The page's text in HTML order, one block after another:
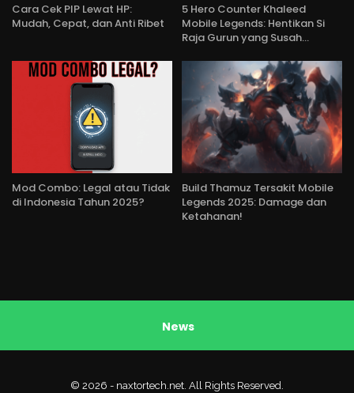
Cara Cek PIP Lewat HP:
Mudah, Cepat, dan Anti Ribet
5 Hero Counter Khaleed
Mobile Legends: Hentikan Si
Raja Gurun yang Susah…
Mod Combo: Legal atau Tidak
di Indonesia Tahun 2025?
Build Thamuz Tersakit Mobile
Legends 2025: Damage dan
Ketahanan!
News
© 2026 - naxtortech.net. All Rights Reserved.